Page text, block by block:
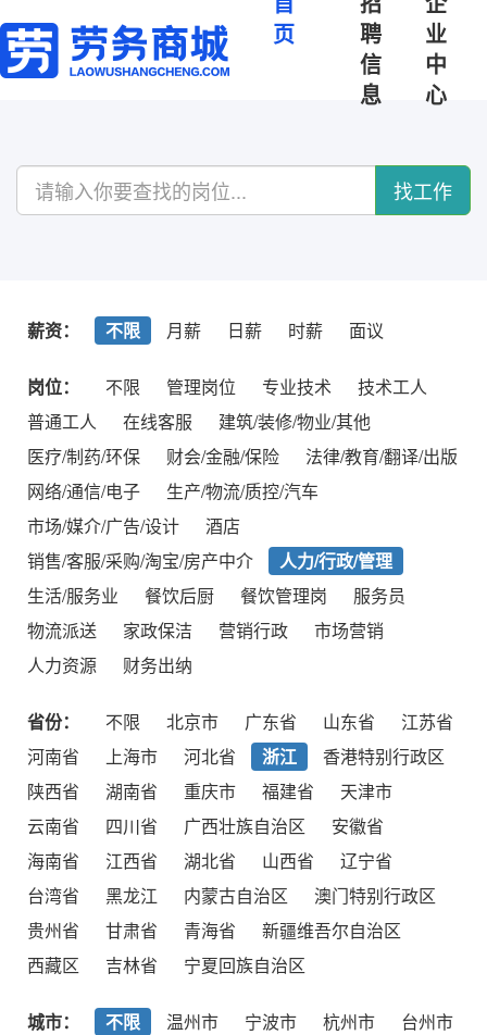
页
聘
信
息
业
中
心
找工作
薪资： 不限 月薪 日薪 时薪 面议
岗位： 不限 管理岗位 专业技术
技术工人
普通工人
在线客服
建筑/装修/物业/其他
医疗/制药/环保
财会/金融/保险
法律/教育/翻译/出版
网络/通信/电子
生产/物流/质控/汽车
市场/媒介/广告/设计
酒店
销售/客服/采购/淘宝/房产中介
人力/行政/管理
生活/服务业
餐饮后厨 餐饮管理岗
服务员
物流派送
家政保洁 营销行政
市场营销
人力资源
财务出纳
省份： 不限 北京市 广东省 山东省
江苏省
河南省
上海市 河北省 浙江
香港特别行政区
陕西省
湖南省 重庆市 福建省
天津市
云南省
四川省 广西壮族自治区
安徽省
海南省
江西省 湖北省 山西省
辽宁省
台湾省
黑龙江 内蒙古自治区
澳门特别行政区
贵州省
甘肃省 青海省
新疆维吾尔自治区
西藏区
吉林省 宁夏回族自治区
城市： 不限 温州市 宁波市 杭州市
台州市